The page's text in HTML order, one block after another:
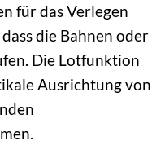
für das Verlegen
die Bahnen oder
Die Lotfunktion
Ausrichtung von